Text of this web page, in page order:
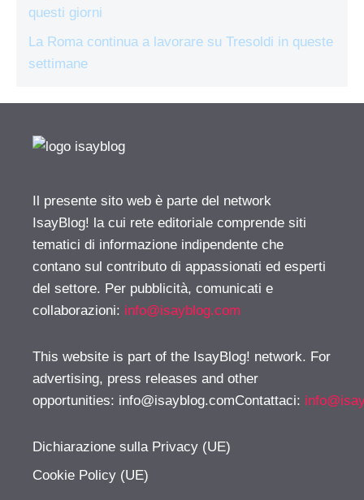
questi giorni
La Roma continua a lavorare su Tresoldi in queste
settimane
Il presente sito web è parte del network
IsayBlog! la cui rete editoriale comprende siti
tematici di informazione indipendente che
contano sul contributo di appassionati ed esperti
del settore. Per pubblicità, comunicati e
collaborazioni: info@isayblog.com
This website is part of the IsayBlog! network. For
advertising, press releases and other
opportunities: info@isayblog.comContattaci:
Dichiarazione sulla Privacy (UE)
Cookie Policy (UE)